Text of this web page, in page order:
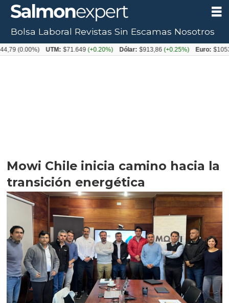
Mowi Chile inicia camino hacia la
transición energética
Bolsa Laboral Revistas Sin Escamas Nosotros
UTM: $71.649(+0.20%) Dólar: $913,86(+0.25%) Euro: $1053,08(-